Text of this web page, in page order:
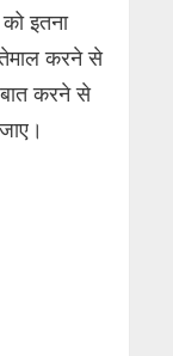
इतना
करने से
करने से